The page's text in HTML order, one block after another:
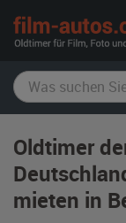
Oldtimer
mieten in